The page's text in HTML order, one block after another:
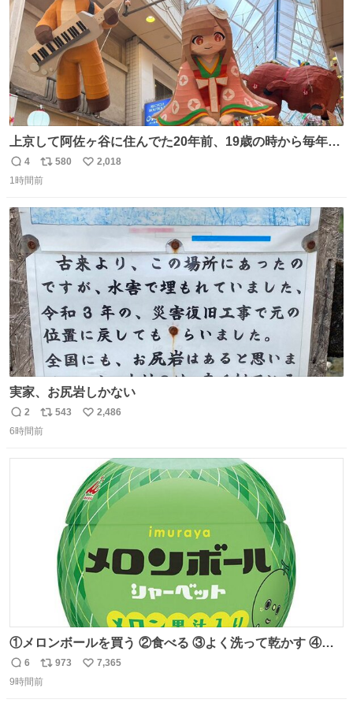
上京して阿佐ヶ谷に住んでた20年前、19歳の時から毎年参
加してるお祭りなのでとっても感慨深いです。うれしーー
ー！作っていただいた方本当にありがとう。
返
信
4
リ
ポ
ト
580
い
数
2,018
1時間前
実家、お尻岩しかない
返
信
2
リ
ポ
543
い
2,486
6時間前
①メロンボールを買う ②食べる ③よく洗って乾かす ④か
わいい
返
信
6
リ
ポ
973
い
7,365
9時間前